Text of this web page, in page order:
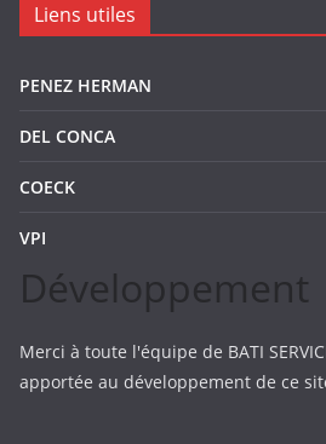
Liens utiles
PENEZ HERMAN
DEL CONCA
COECK
VPI
Développement
Merci à toute l'équipe de BATI
apportée au développement de ce